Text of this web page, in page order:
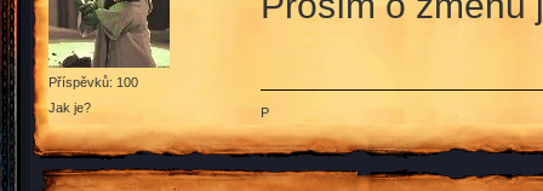
Příspěvků: 100
Jak je?
P